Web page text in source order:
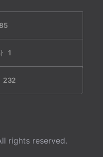
85
1
232
rights reserved.